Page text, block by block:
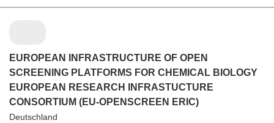
EUROPEAN INFRASTRUCTURE OF OPEN
SCREENING PLATFORMS FOR CHEMICAL BIOLOGY
EUROPEAN RESEARCH INFRASTUCTURE
CONSORTIUM (EU-OPENSCREEN ERIC)
Deutschland